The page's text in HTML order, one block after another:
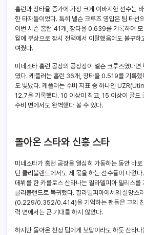
홈런과 장타율 증가에 가장 크게 이바지한 선수는
한 타자들이었다. 특히 넬슨 크루즈 영입은 팀 타선
이번 시즌 홈런 41개, 장타율 0.639를 기록하며
월에 부상으로 잠시 전력에서 이탈했음에도 불구하
여줬다.
미네소타 홈런 공장의 공장장이 넬슨 크루즈였다면
였다. 케플러는 홈런 36개, 장타율 0.519를 기록했
도 빛났다. 케플러는 수비 지표 중 하나인
12.7을 기록했다. 10 이상이 최고, 15 이상이 골드
수비 면에서도 완벽했다 볼 수 있다.
돌아온 스타와 신흥 스타
미네소타가 홈런 공장을 열심히 가동하는 동안 바
던 클리블랜드에서도 제 몫을 하는 선수들이 나왔
데뷔를 한 카를로스 산타나는 필라델피아 필리스를
클리블랜드로 복귀했다. 필라델피아에서의 실망스
(0.229/0.352/0.414)을 기억하는 팬들은 그의 친
력 면에서는 큰 기대를 하지 않았다.
하지만 돌아온 친정 팀에게 보답이라도 하듯 산타